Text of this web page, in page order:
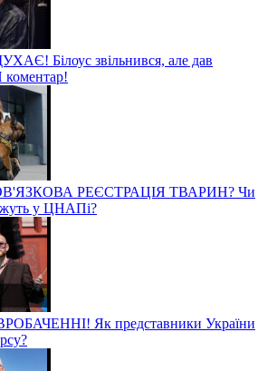
Білоус звільнився, але дав
РЕЄСТРАЦІЯ ТВАРИН? Чи
у ЦНАПі?
Як представники України